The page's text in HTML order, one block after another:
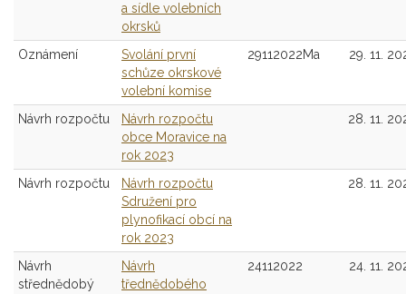
a sídle volebních
okrsků
Oznámení
Svolání první
schůze okrskové
volební komise
29112022Ma 29. 11.
Návrh rozpočtu
Návrh rozpočtu
obce Moravice na
rok 2023
28. 11.
Návrh rozpočtu
Návrh rozpočtu
Sdružení pro
plynofikací obcí na
rok 2023
28. 11.
Návrh
střednědobý
Návrh
třednědobého
24112022 24. 11.